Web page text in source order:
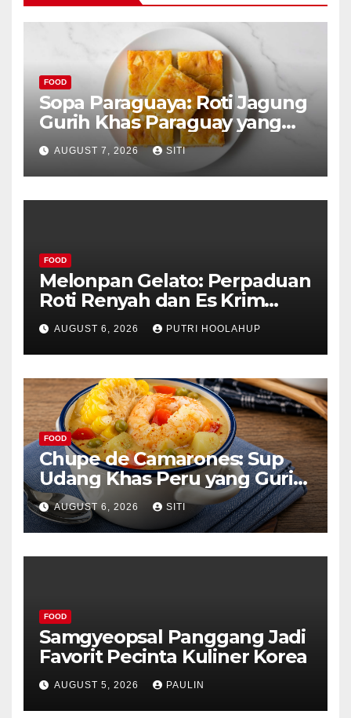
FOOD
Sopa Paraguaya: Roti Jagung
Gurih Khas Paraguay yang
Unik
AUGUST 7, 2026 SITI
FOOD
Melonpan Gelato: Perpaduan
Roti Renyah dan Es Krim
Lembut yang Menggoda
AUGUST 6, 2026 PUTRI HOOLAHUP
FOOD
Chupe de Camarones: Sup
Udang Khas Peru yang Gurih
Lezat
AUGUST 6, 2026 SITI
FOOD
Samgyeopsal Panggang Jadi
Favorit Pecinta Kuliner Korea
AUGUST 5, 2026 PAULIN